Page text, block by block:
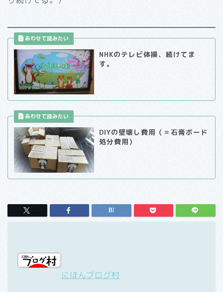
NHKのテレビ体操、続けてま
す。
DIYの壁壊し費用（＝石膏ボード
処分費用）
にほんブログ村